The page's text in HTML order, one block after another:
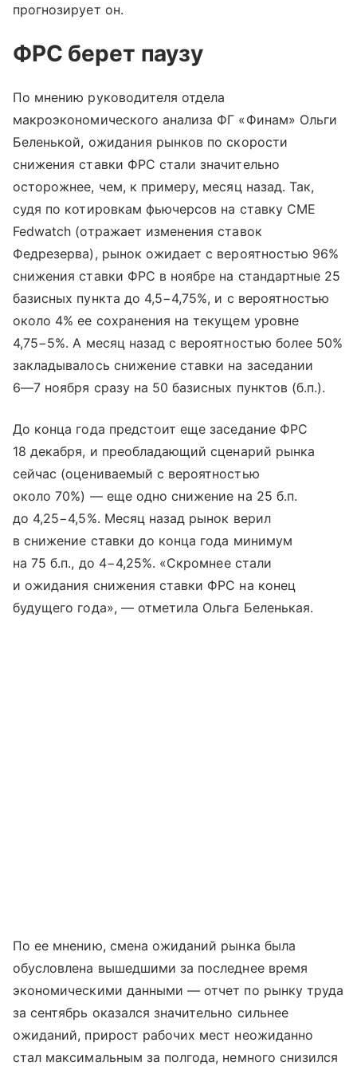
прогнозирует он.
ФРС берет паузу
По мнению руководителя отдела
макроэкономического анализа ФГ «Финам» Ольги
Беленькой, ожидания рынков по скорости
снижения ставки ФРС стали значительно
осторожнее, чем, к примеру, месяц назад. Так,
судя по котировкам фьючерсов на ставку CME
Fedwatch (отражает изменения ставок
Федрезерва), рынок ожидает с вероятностью 96%
снижения ставки ФРС в ноябре на стандартные 25
базисных пункта до 4,5−4,75%, и с вероятностью
около 4% ее сохранения на текущем уровне
4,75−5%. А месяц назад с вероятностью более 50%
закладывалось снижение ставки на заседании
6—7 ноября сразу на 50 базисных пунктов (б.п.).
До конца года предстоит еще заседание ФРС
18 декабря, и преобладающий сценарий рынка
сейчас (оцениваемый с вероятностью
около 70%) — еще одно снижение на 25 б.п.
до 4,25−4,5%. Месяц назад рынок верил
в снижение ставки до конца года минимум
на 75 б.п., до 4−4,25%. «Скромнее стали
и ожидания снижения ставки ФРС на конец
будущего года», — отметила Ольга Беленькая.
По ее мнению, смена ожиданий рынка была
обусловлена вышедшими за последнее время
экономическими данными — отчет по рынку труда
за сентябрь оказался значительно сильнее
ожиданий, прирост рабочих мест неожиданно
стал максимальным за полгода, немного снизился